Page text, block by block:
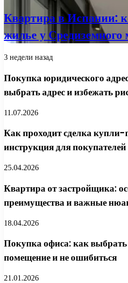
Квартира в Испании:
жилье у Средиземного
3 недели назад
Покупка юридического
выбрать адрес и избежать
11.07.2026
Как проходит сделка
инструкция для покупателей
25.04.2026
Квартира от застройщика:
преимущества и важные
18.04.2026
Покупка офиса: как
помещение и не ошибиться
21.01.2026